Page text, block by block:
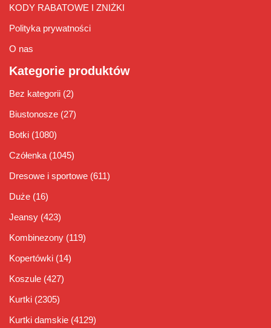
KODY RABATOWE I ZNIŻKI
Polityka prywatności
O nas
Kategorie produktów
Bez kategorii (2)
Biustonosze (27)
Botki (1080)
Czółenka (1045)
Dresowe i sportowe (611)
Duże (16)
Jeansy (423)
Kombinezony (119)
Kopertówki (14)
Koszule (427)
Kurtki (2305)
Kurtki damskie (4129)